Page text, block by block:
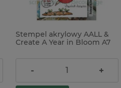
Dodatki Tim Holtz Idea-Ology
Stempel akrylowy AALL &
Create A Year in Bloom A7
38,00 zł
- +